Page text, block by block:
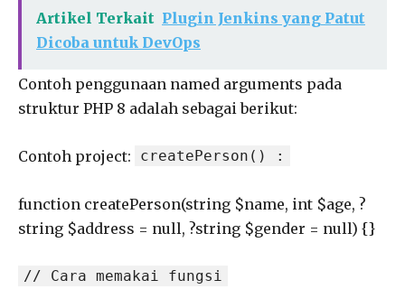
Artikel Terkait Plugin Jenkins yang Patut
Dicoba untuk DevOps
Contoh penggunaan named arguments pada
struktur PHP 8 adalah sebagai berikut:
Contoh project: createPerson() :
function createPerson(string $name, int $age, ?
string $address = null, ?string $gender = null) {}
// Cara memakai fungsi